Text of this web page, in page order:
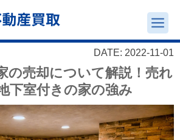
DATE: 2022-11-01
の売却について解説！売れ
下室付きの家の強み